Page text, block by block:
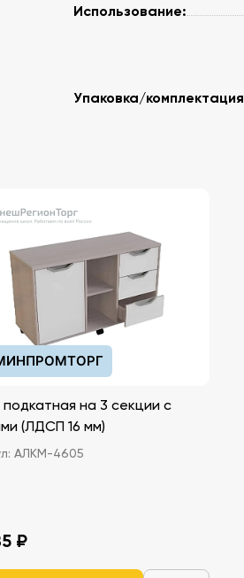
Использование:
Упаковка/
на 3 секции с
ящиками (ЛДСП 16 мм)
АЛКМ-4605
₽